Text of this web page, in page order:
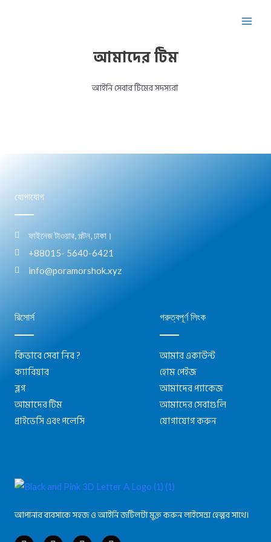
আমাদের টিম
আইনি সেবার টিমের সদস্যরা
আপানার ব্যবসাকে সহজ ও আইনি জটিলটা মুক্ত করুন লাইসেন্স হেল্পর সাথে।
গরুত্বপূর্ণ লিংক
আমার একাউন্ট
হোম পেইজ
আমাদের প্যাকেজ
আমাদের সেবাগুলি
যোগাযোগ করুন
রিসোর্স
কিভাবে সেবা নিব ?
ক্যারিয়ার
ব্লগ
আমাদের টিম
প্রাইভেসি এবং পলেসি
যোগাযোগ
ফাইনেজ টাওয়ার, পল্টন, ঢাকা।
+88015- 5640-6421
info@poramorshok.xyz